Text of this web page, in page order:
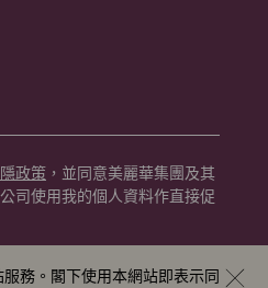
務。閣下使用本網站即表示同
政策 ，並同意美麗華集團及其
司使用我的個人資料作直接促